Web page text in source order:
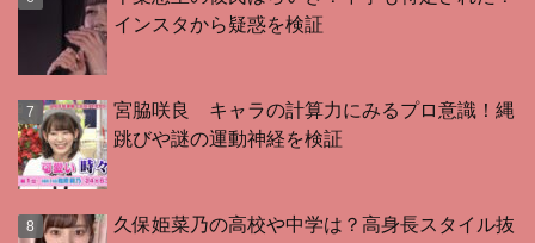
インスタから疑惑を検証
宮脇咲良 キャラの計算力にみるプロ意識！縄
跳びや謎の運動神経を検証
久保姫菜乃の高校や中学は？高身長スタイル抜